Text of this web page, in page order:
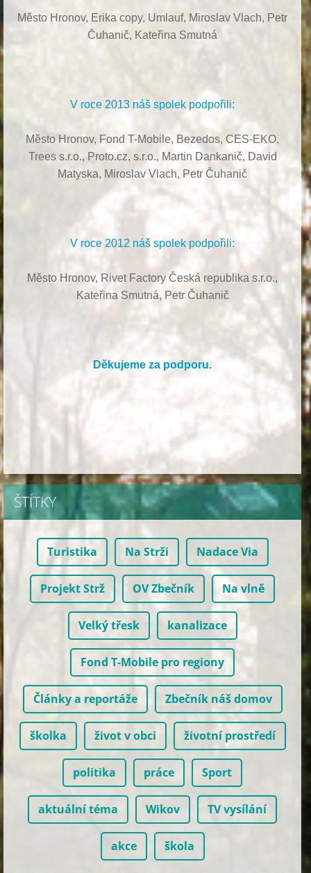
Město Hronov, Erika copy, Umlauf, Miroslav Vlach, Petr
Čuhanič, Kateřina Smutná
V roce 2013 náš spolek podpořili:
Město Hronov, Fond T-Mobile, Bezedos, CES-EKO,
Trees s.r.o., Proto.cz, s.r.o., Martin Dankanič, David
Matyska, Miroslav Vlach, Petr Čuhanič
V roce 2012 náš spolek podpořili:
Město Hronov, Rivet Factory Česká republika s.r.o.,
Kateřina Smutná, Petr Čuhanič
Děkujeme za podporu.
ŠTÍTKY
Turistika Na Strži Nadace Via
Projekt Strž OV Zbečník Na vlně
Velký třesk kanalizace
Fond T-Mobile pro regiony
Články a reportáže Zbečník náš domov
školka život v obci životní prostředí
politika práce Sport
aktuální téma Wikov TV vysílání
akce škola